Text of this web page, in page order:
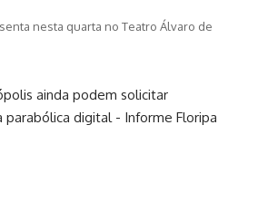
nesta quarta no Teatro Álvaro de